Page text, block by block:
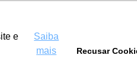
e
Saiba
mais
Recusar
Blog